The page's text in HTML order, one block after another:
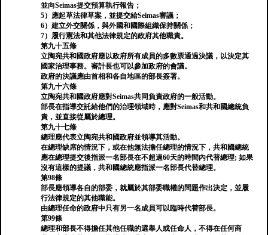
並向Seimas提交預算執行報告；
5）應起草法律草案，並提交給Seimas審議；
6）建立外交關係，與外國和國際組織保持關係；
7）履行憲法和其他法律規定的政府其他職責。
第九十五條
立陶宛共和國政府應以政府所有成員的多數票通過決議，以決定其
國家治理事務。審計長也可以參加政府的會議。
政府的決議應由首相和各自地區的部長簽署。
第九十六條
立陶宛共和國政府應對Seimas共同負責政府的一般活動。
部長在指導交託給他們的治理領域時，應對Seimas和共和國總統負
責，並直接從屬於總理。
第九十七條
總理應代表立陶宛共和國政府並領導其活動。
在總理缺席的情況下，或在他無法擔任總理的情況下，共和國總統
應在總理提交後指派一名部長在不超過60天的時間內代替總理; 如果
沒有這樣的提議，共和國總統應指派一名部長代替總理。
第98條
部長應領導各自的部委，就屬於其部委職權的問題作出決定，並履
行法律規定的其他職能。
由總理任命的政府中只有另一名成員可以臨時代替部長。
第99條
總理和部長不得擔任其他任職的選舉人或任命人，不得在任何商